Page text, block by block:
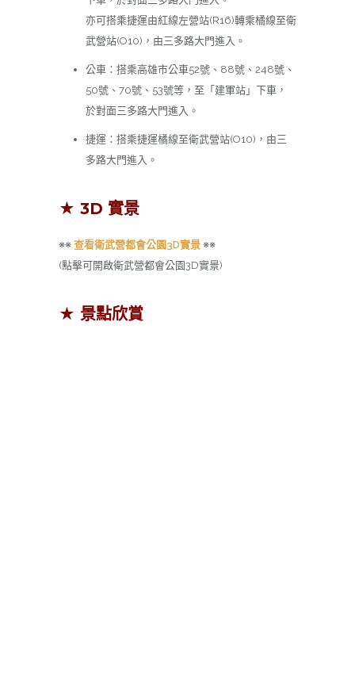
亦可搭乘捷運由紅線左營站(R16)轉乘橘線至衛
武營站(O10)，由三多路大門進入。
公車：搭乘高雄市公車52號、88號、248號、
50號、70號、53號等，至「建軍站」下車，
於對面三多路大門進入。
捷運：搭乘捷運橘線至衛武營站(O10)，由三
多路大門進入。
★ 3D 實景
※※ 查看衛武營都會公園3D實景 ※※
(點擊可開啟衛武營都會公園3D實景)
★ 景點欣賞